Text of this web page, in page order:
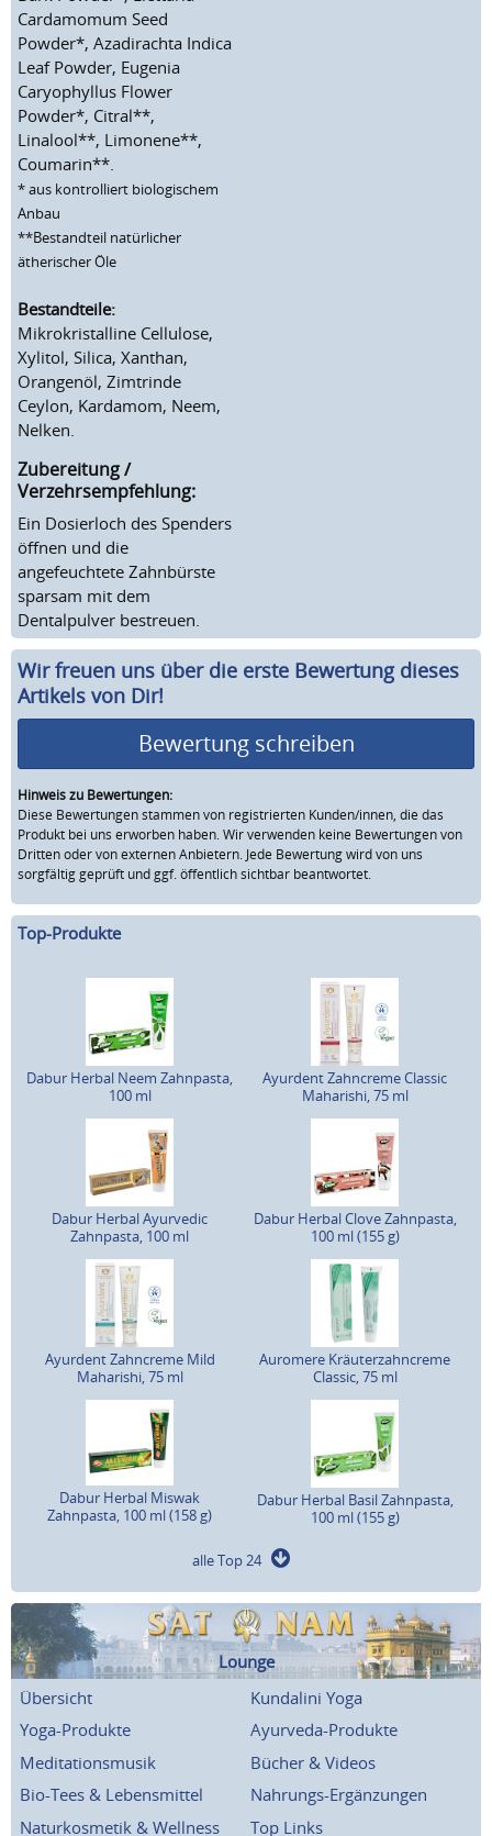
Cardamomum Seed
Powder*, Azadirachta Indica
Leaf Powder, Eugenia
Caryophyllus Flower
Powder*, Citral**,
Linalool**, Limonene**,
Coumarin**.
* aus kontrolliert biologischem
Anbau
**Bestandteil natürlicher
ätherischer Öle
Bestandteile:
Mikrokristalline Cellulose,
Xylitol, Silica, Xanthan,
Orangenöl, Zimtrinde
Ceylon, Kardamom, Neem,
Nelken.
Zubereitung /
Verzehrsempfehlung:
Ein Dosierloch des Spenders
öffnen und die
angefeuchtete Zahnbürste
sparsam mit dem
Dentalpulver bestreuen.
Wir freuen uns über die erste Bewertung dieses
Artikels von Dir!
Bewertung schreiben
Hinweis zu Bewertungen:
Diese Bewertungen stammen von registrierten Kunden/innen, die das
Produkt bei uns erworben haben. Wir verwenden keine Bewertungen von
Dritten oder von externen Anbietern. Jede Bewertung wird von uns
sorgfältig geprüft und ggf. öffentlich sichtbar beantwortet.
Top-Produkte
Dabur Herbal Neem Zahnpasta,
100 ml
Ayurdent Zahncreme Classic
Maharishi, 75 ml
Dabur Herbal Ayurvedic
Zahnpasta, 100 ml
Dabur Herbal Clove Zahnpasta,
100 ml (155 g)
Ayurdent Zahncreme Mild
Maharishi, 75 ml
Auromere Kräuterzahncreme
Classic, 75 ml
Dabur Herbal Miswak
Zahnpasta, 100 ml (158 g)
Dabur Herbal Basil Zahnpasta,
100 ml (155 g)
alle Top 24
Lounge
Übersicht
Kundalini Yoga
Yoga-Produkte
Ayurveda-Produkte
Meditationsmusik
Bücher & Videos
Bio-Tees & Lebensmittel
Nahrungs-Ergänzungen
Naturkosmetik & Wellness
Top Links